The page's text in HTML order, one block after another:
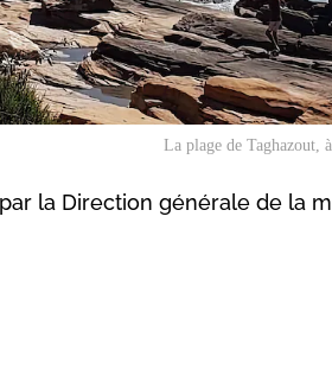
La plage de Taghazout,
la Direction générale de la